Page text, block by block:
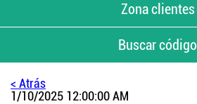
Zona clientes
Buscar código
< Atrás
1/10/2025 12:00:00 AM